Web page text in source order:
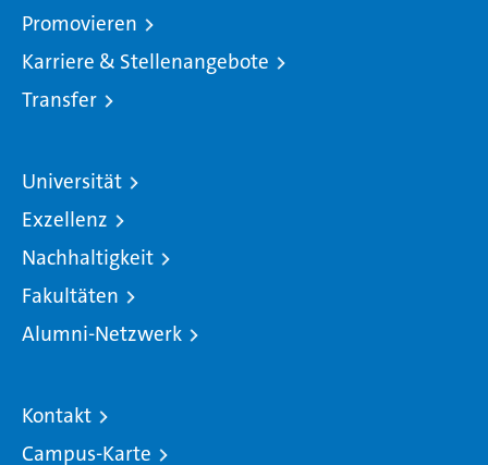
Promovieren
Karriere & Stellenangebote
Transfer
Universität
Exzellenz
Nachhaltigkeit
Fakultäten
Alumni-Netzwerk
Kontakt
Campus-Karte